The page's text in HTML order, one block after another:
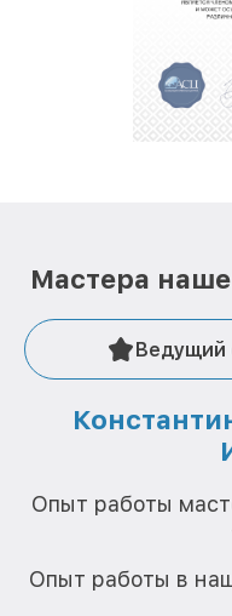
полной
положительные
репутацию. Мы
Мастера
Ведущий
Опыт работы
Опыт работы в